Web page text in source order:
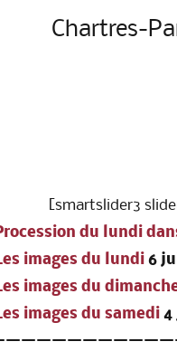
Chartres-
[smartslider3
du lundi
images du lundi 6
images du
images du samedi 4